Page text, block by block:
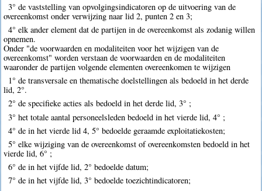
3° de vaststelling van opvolgingsindicatoren op de uitvoering van de
overeenkomst onder verwijzing naar lid 2, punten 2 en 3;
4° elk ander element dat de partijen in de overeenkomst als zodanig willen
opnemen.
Onder "de voorwaarden en modaliteiten voor het wijzigen van de
overeenkomst" worden verstaan de voorwaarden en de modaliteiten
waaronder de partijen volgende elementen overeenkomen te wijzigen
1° de transversale en thematische doelstellingen als bedoeld in het derde
lid, 2°.
2° de specifieke acties als bedoeld in het derde lid, 3° ;
3° het totale aantal personeelsleden bedoeld in het vierde lid, 4° ;
4° de in het vierde lid 4, 5° bedoelde geraamde exploitatiekosten;
5° elke wijziging van de overeenkomst of overeenkomsten bedoeld in het
vierde lid, 6° ;
6° de in het vijfde lid, 2° bedoelde datum;
7° de in het vijfde lid, 3° bedoelde toezichtindicatoren;